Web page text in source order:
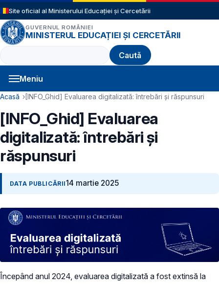
Sari la conținutul principal
Site oficial al Ministerului Educației și Cercetării
GUVERNUL ROMÂNIEI
MINISTERUL EDUCAȚIEI ȘI CERCETĂRII
Caută
Meniu
Navigație principală
Cale de navigare
Acasă [INFO_Ghid] Evaluarea digitalizată: întrebări și răspunsuri
[INFO_Ghid] Evaluarea
digitalizată: întrebări și
răspunsuri
DATA PUBLICĂRII14 martie 2025
Începând anul 2024, evaluarea digitalizată a fost extinsă la